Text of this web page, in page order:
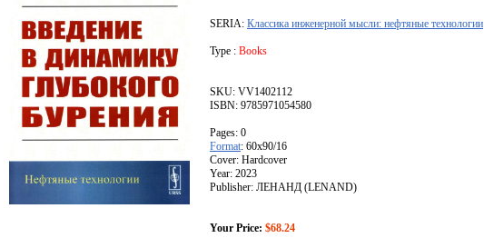
SERIA: Классика инженерной мысли: нефтяные технологии
Type : Books
SKU: VV1402112
ISBN: 9785971054580
Pages: 0
Format: 60x90/16
Cover: Hardcover
Year: 2023
Publisher: ЛЕНАНД (LENAND)
Your Price: $68.24